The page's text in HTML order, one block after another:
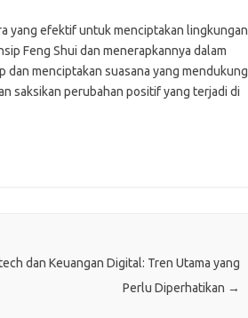
yang efektif untuk menciptakan lingkungan
Feng Shui dan menerapkannya dalam
dan menciptakan suasana yang mendukung
saksikan perubahan positif yang terjadi di
dan Keuangan Digital: Tren Utama yang
Perlu Diperhatikan →